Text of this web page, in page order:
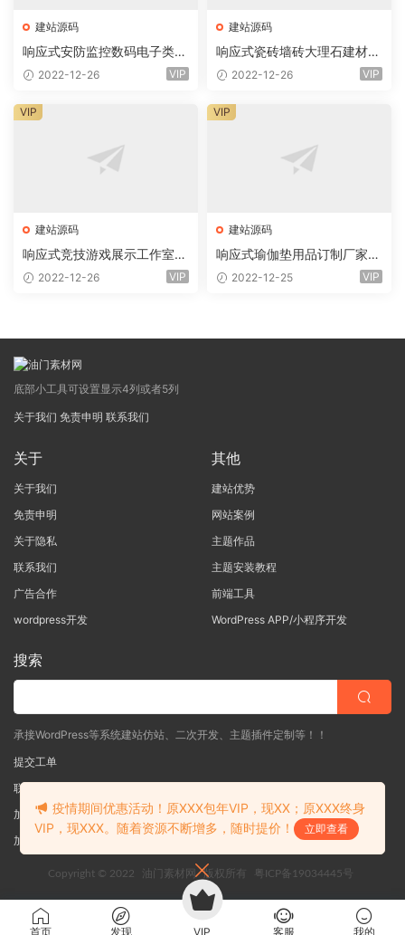
建站源码
响应式安防监控数码电子类企
业网站eyoucms易优模板(pc
2022-12-26 VIP
建站源码
响应式瓷砖墙砖大理石建材类
网站eyoucms易优模板(pc+
2022-12-26 VIP
建站源码
响应式竞技游戏展示工作室网
站eyoucms易优模板(pc+wa
2022-12-26 VIP
VIP
建站源码
响应式瑜伽垫用品订制厂家网
站eyoucms易优模板(pc+wa
2022-12-25 VIP
VIP
底部小工具可设置显示4列或者5列
关于我们 免责申明 联系我们
关于
关于我们
免责申明
关于隐私
联系我们
广告合作
wordpress开发
其他
建站优势
网站案例
主题作品
主题安装教程
前端工具
WordPress APP/小程序开发
搜索
承接WordPress等系统建站仿站、二次开发、主题插件定制等！！
提交工单
联系客服
加入QQ一群（验证: mobantu）
加入QQ二群
Copyright © 2022 油门素材网 版权所有 粤ICP备19034445号
首页 发现 VIP 客服 我的
疫情期间优惠活动！原XXX包年VIP，现XX；原XXX终身
VIP，现XXX。随着资源不断增多，随时提价！
立即查看